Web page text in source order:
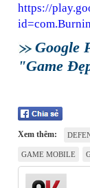
https://
Google
"Game
Xem thêm:
GAME MOBILE